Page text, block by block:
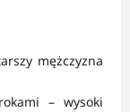
mężczyzna
– wysoki